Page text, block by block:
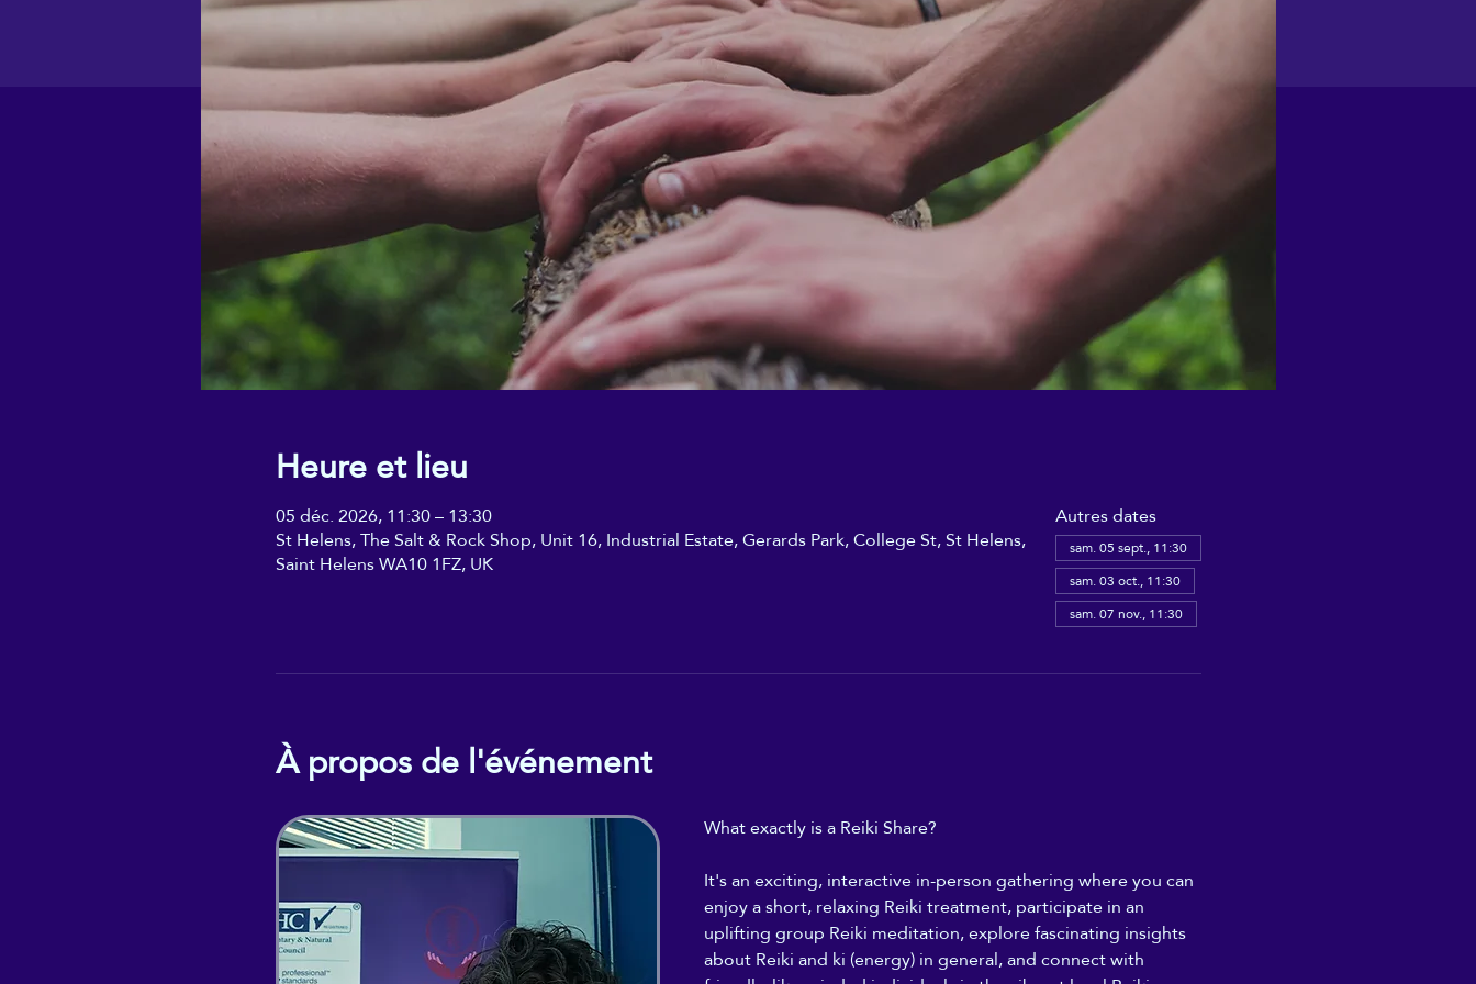
Heure et lieu
05 déc. 2026, 11:30 – 13:30
St Helens, The Salt & Rock Shop, Unit 16, Industrial Estate, Gerards Park, College St, St Helens,
Saint Helens WA10 1FZ, UK
Autres dates
sam. 05 sept., 11:30
sam. 03 oct., 11:30
sam. 07 nov., 11:30
À propos de l'événement
What exactly is a Reiki Share?
It's an exciting, interactive in-person gathering where you can
enjoy a short, relaxing Reiki treatment, participate in an
uplifting group Reiki meditation, explore fascinating insights
about Reiki and ki (energy) in general, and connect with